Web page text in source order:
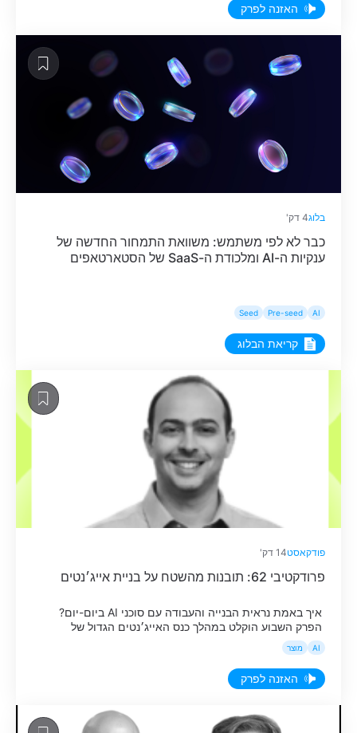
האזנה לפרק
בלוג4 דק'
כבר לא לפי משתמש: משוואת התמחור החדשה של
ענקיות ה-AI ומלכודת ה-SaaS של הסטארטאפים
AI
Pre-seed
Seed
קריאת הבלוג
פודקאסט14 דק'
פרודקטיבי 62: תובנות מהשטח על בניית אייג׳נטים
איך באמת נראית הבנייה והעבודה עם סוכני AI ביום-יום?
הפרק השבוע הוקלט במהלך כנס האייג׳נטים הגדול של
מהאקוסיסטם כדי לשמוע על הניסיון שלהם. הפרק צולל
ללמידה מהאתגרים בשטח ומציג דוגמאות ליישום אמיתי:
AI מוצר
האזנה לפרק